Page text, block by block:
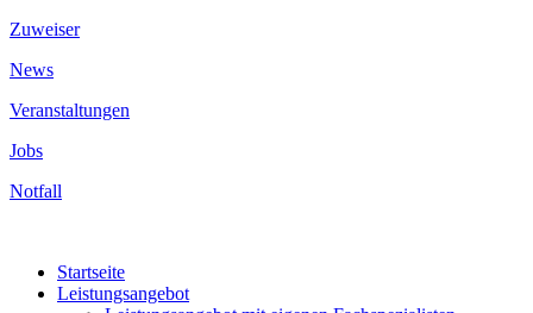
Zuweiser
News
Veranstaltungen
Jobs
Notfall
Startseite
Leistungsangebot